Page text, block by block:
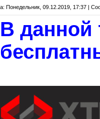
Понедельник, 09.12.2019, 17:37 |
В данной